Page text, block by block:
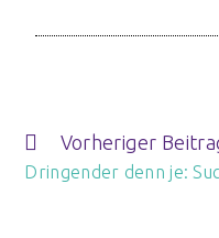
Vorheriger
Dringender denn je: